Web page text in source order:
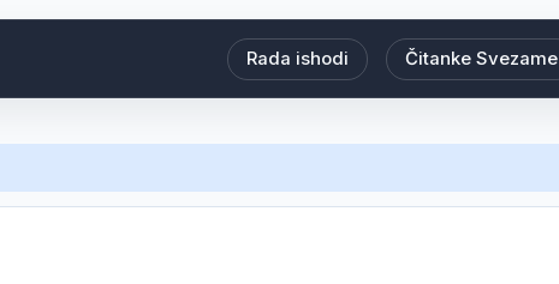
Rada ishodi Čitanke Svezame